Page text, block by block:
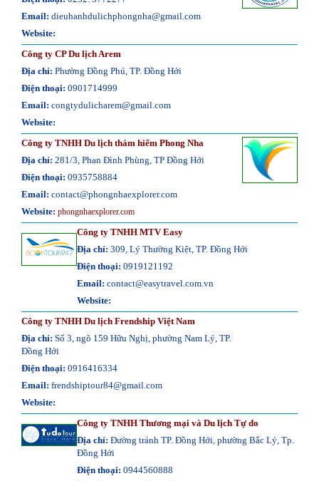
Email: dieuhanhdulichphongnha@gmail.com
Website:
Công ty CP Du lịch Arem
Địa chỉ: Phường Đồng Phú, TP. Đồng Hới
Điện thoại: 0901714999
Email: congtydulicharem@gmail.com
Website:
Công ty TNHH Du lịch thám hiểm Phong Nha
Địa chỉ: 281/3, Phan Đình Phùng, TP Đồng Hới
Điện thoại: 0935758884
Email: contact@phongnhaexplorer.com
Website: phongnhaexplorer.com
Công ty TNHH MTV Easy
Địa chỉ: 309, Lý Thường Kiệt, TP. Đồng Hới
Điện thoại: 0919121192
Email: contact@easytravel.com.vn
Website:
Công ty TNHH Du lịch Frendship Việt Nam
Địa chỉ: Số 3, ngõ 159 Hữu Nghị, phường Nam Lý, TP.
Đồng Hới
Điện thoại: 0916416334
Email: frendshiptour84@gmail.com
Website:
Công ty TNHH Thương mại và Du lịch Tự do
Địa chỉ: Đường tránh TP. Đồng Hới, phường Bắc Lý, Tp.
Đồng Hới
Điện thoại: 0944560888